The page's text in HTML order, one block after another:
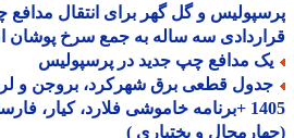
و گل گهر برای انتقال مدافع
سه ساله به جمع سرخ پوشان
مدافع چپ جدید در پرسپولیس
1405 +برنامه خاموشی فلارد، کیار،
و بختیاری )